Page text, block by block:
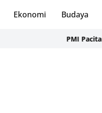
Ekonomi Budaya
PMI Pacitan Mulai